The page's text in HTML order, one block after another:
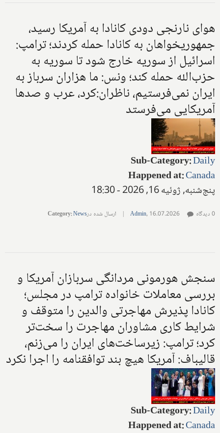
هوای نارنجی دودی کانادا به آمریکا رسید،
جمهوریخواهان به کانادا حمله کردند؛ ترامپ:
اسرائیل از سوریه خارج شود تا سوریه به
حزب‌الله حمله کند؛ ونس: ما هزاران سرباز به
ایران نمی‌فرستیم، ناظران:کرد، عرب و صدها
آمریکایی می‌فرستد
Sub-Category:Daily
Happened at:Canada
پنج‌شنبه, ژوئیه 16, 2026 - 18:30
Admin, 16.07.2026
| ارسال شده در Category:News 0 دیدگاه
سنجش هورمونی مردانگی سربازان آمریکا و
بررسی معاملات خانواده ترامپ در مجلس؛
کانادا پذیرش مهاجرتی والدین را متوقف و
شرایط کاری مشاوران مهاجرت را سخت‌تر
کرد؛ ترامپ: زیرساخت‌های ایران را می‌زنم،
قالیباف: آمریکا هیچ بند توافقنامه را اجرا نکرد
Sub-Category:Daily
Happened at:Canada